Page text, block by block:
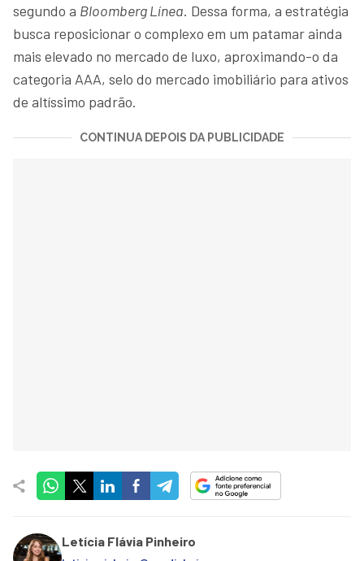
segundo a Bloomberg Línea. Dessa forma, a estratégia
busca reposicionar o complexo em um patamar ainda
mais elevado no mercado de luxo, aproximando-o da
categoria AAA, selo do mercado imobiliário para ativos
de altíssimo padrão.
CONTINUA DEPOIS DA PUBLICIDADE
Letícia Flávia Pinheiro